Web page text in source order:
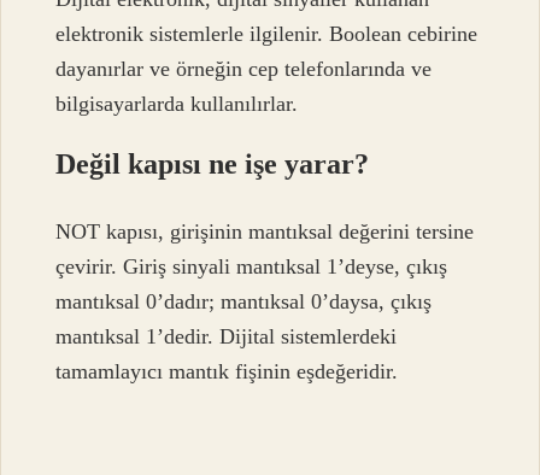
elektronik sistemlerle ilgilenir. Boolean cebirine
dayanırlar ve örneğin cep telefonlarında ve
bilgisayarlarda kullanılırlar.
Değil kapısı ne işe yarar?
NOT kapısı, girişinin mantıksal değerini tersine
çevirir. Giriş sinyali mantıksal 1’deyse, çıkış
mantıksal 0’dadır; mantıksal 0’daysa, çıkış
mantıksal 1’dedir. Dijital sistemlerdeki
tamamlayıcı mantık fişinin eşdeğeridir.